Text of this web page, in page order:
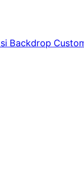
Backdrop